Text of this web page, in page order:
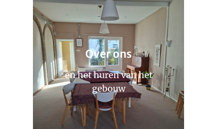
Over ons
en het huren van het
gebouw